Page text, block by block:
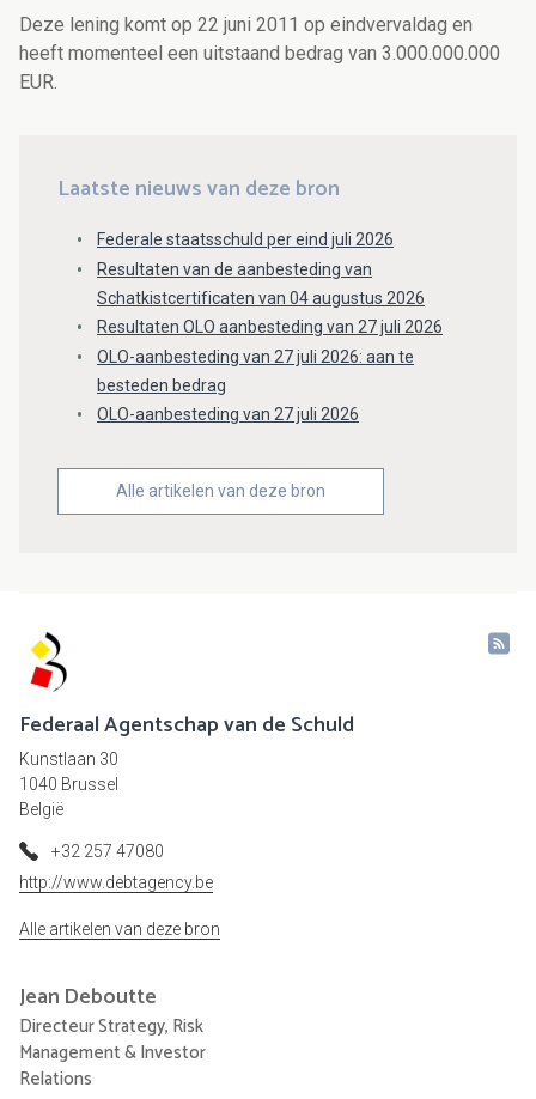
Deze lening komt op 22 juni 2011 op eindvervaldag en
heeft momenteel een uitstaand bedrag van 3.000.000.000
EUR.
Laatste nieuws van deze bron
Federale staatsschuld per eind juli 2026
Resultaten van de aanbesteding van
Schatkistcertificaten van 04 augustus 2026
Resultaten OLO aanbesteding van 27 juli 2026
OLO-aanbesteding van 27 juli 2026: aan te
besteden bedrag
OLO-aanbesteding van 27 juli 2026
Alle artikelen van deze bron
Federaal Agentschap van de Schuld
Kunstlaan 30
1040 Brussel
België
+32 257 47080
http://www.debtagency.be
Alle artikelen van deze bron
Jean Deboutte
Directeur Strategy, Risk
Management & Investor
Relations